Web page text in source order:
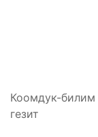
Коомдук-билим
гезит